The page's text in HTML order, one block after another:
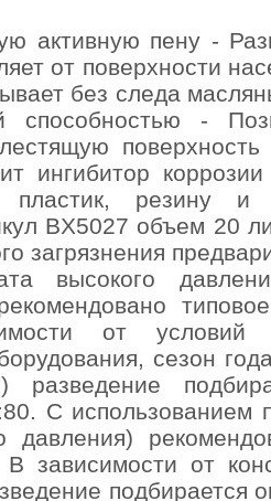
активную пену -
от поверхности
без следа
способностью -
ингибитор
пластик, резину и
BX5027 объем 20
загрязнения
высокого
от условий
сезон
разведение
С использованием
давления)
зависимости от
подбирается